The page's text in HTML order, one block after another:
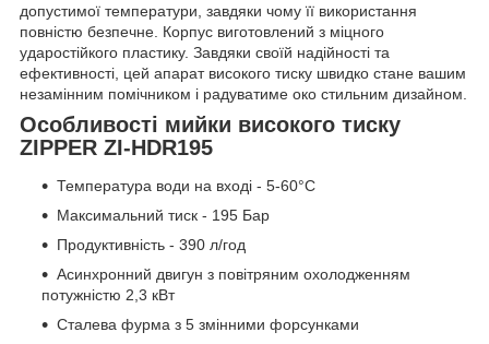
допустимої температури, завдяки чому її використання
повністю безпечне. Корпус виготовлений з міцного
ударостійкого пластику. Завдяки своїй надійності та
ефективності, цей апарат високого тиску швидко стане вашим
незамінним помічником і радуватиме око стильним дизайном.
Особливості мийки високого тиску
ZIPPER ZI-HDR195
Температура води на вході - 5-60°C
Максимальний тиск - 195 Бар
Продуктивність - 390 л/год
Асинхронний двигун з повітряним охолодженням
потужністю 2,3 кВт
Сталева фурма з 5 змінними форсунками